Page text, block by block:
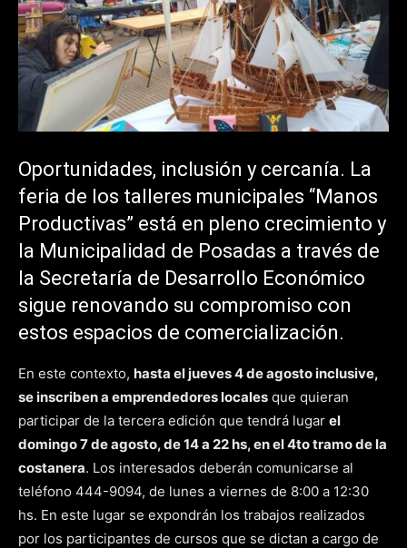
Oportunidades, inclusión y cercanía. La
feria de los talleres municipales “Manos
Productivas” está en pleno crecimiento y
la Municipalidad de Posadas a través de
la Secretaría de Desarrollo Económico
sigue renovando su compromiso con
estos espacios de comercialización.
En este contexto, hasta el jueves 4 de agosto inclusive,
se inscriben a emprendedores locales que quieran
participar de la tercera edición que tendrá lugar el
domingo 7 de agosto, de 14 a 22 hs, en el 4to tramo de la
costanera. Los interesados deberán comunicarse al
teléfono 444-9094, de lunes a viernes de 8:00 a 12:30
hs. En este lugar se expondrán los trabajos realizados
por los participantes de cursos que se dictan a cargo de